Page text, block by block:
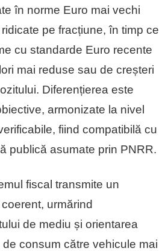
în norme Euro mai vechi
pe fracțiune, în timp ce
cu standarde Euro recente
mai reduse sau de creșteri
Diferențierea este
armonizate la nivel
fiind compatibilă cu
publică asumate prin PNRR.
fiscal transmite un
urmărind
de mediu și orientarea
consum către vehicule mai